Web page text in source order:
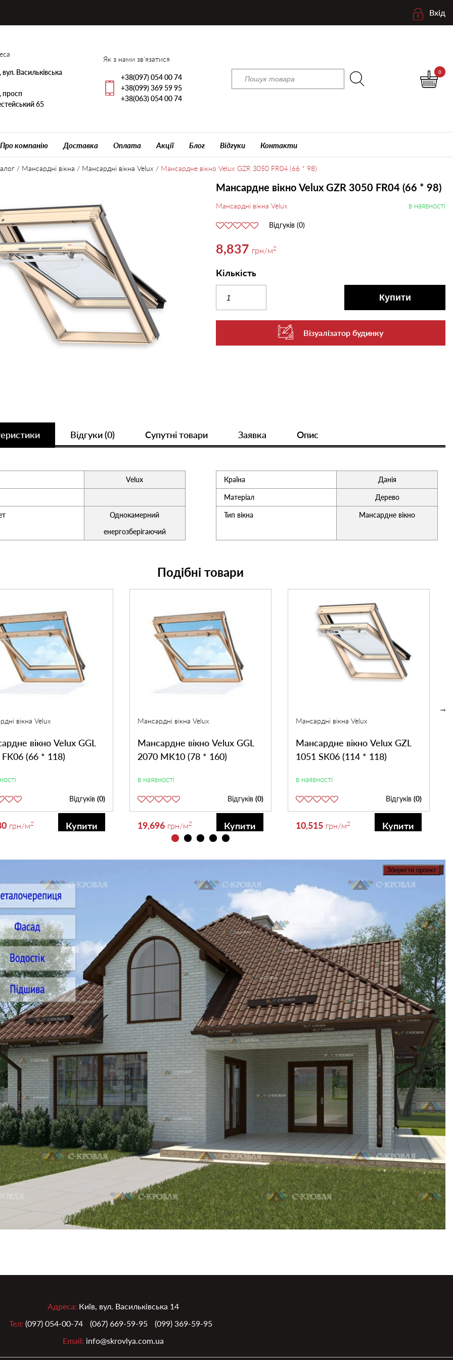
Вхід
вул. Васильківська
просп
65
Як з нами зв'язатися
+38(097) 054 00 74
+38(099) 369 59 95
+38(063) 054 00 74
0
Про компанію Доставка Оплата Акції Блог Відгуки Контакти
/ Мансардні вікна / Мансардні вікна Velux / Мансардне вікно Velux GZR 3050 FR04 (66 * 98)
Мансардне вікно Velux GZR 3050 FR04 (66 * 98)
Мансардні вікна Velux в наявності
Відгуків (0)
8,837 грн/м2
Кількість
Купити
Візуалізатор будинку
Відгуки (0) Супутні товари Заявка Опис
Velux Країна Данія
Матеріал Дерево
Однокамерний
енергозберігаючий
Тип вікна Мансардне вікно
Подібні товари
вікна Velux
вікно Velux GGL
(66 * 118)
Відгуків (0)
грн/м2 Купити
Мансардні вікна Velux
Мансардне вікно Velux GGL
2070 MK10 (78 * 160)
в наявності
Відгуків (0)
19,696 грн/м2 Купити
Мансардні вікна Velux
Мансардне вікно Velux GZL
1051 SK06 (114 * 118)
в наявності
Відгуків (0)
10,515 грн/м2 Купити
Зберегти проект
Адреса: Київ, вул. Васильківська 14
Тел: (097) 054-00-74 (067) 669-59-95
(099) 369-59-95
Email: info@skrovlya.com.ua